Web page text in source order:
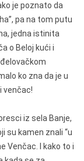
je poznato da
pa na tom putu
jedna istinita
o Beloj kući i
ko zna da je u
venčac!
iz sela Banje,
su kamen znali “u
Venčac. I kako to i